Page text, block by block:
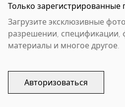
Только зарегистрированные
Загрузите эксклюзивные
разрешении, спецификации,
материалы и многое другое.
Авторизоваться